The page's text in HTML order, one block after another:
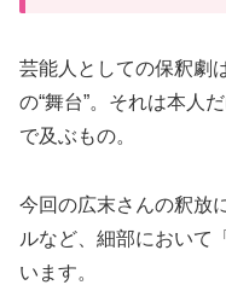
芸能人としての保釈劇
の“舞台”。それは本人
で及ぶもの。
今回の広末さんの釈放
ルなど、細部において
います。